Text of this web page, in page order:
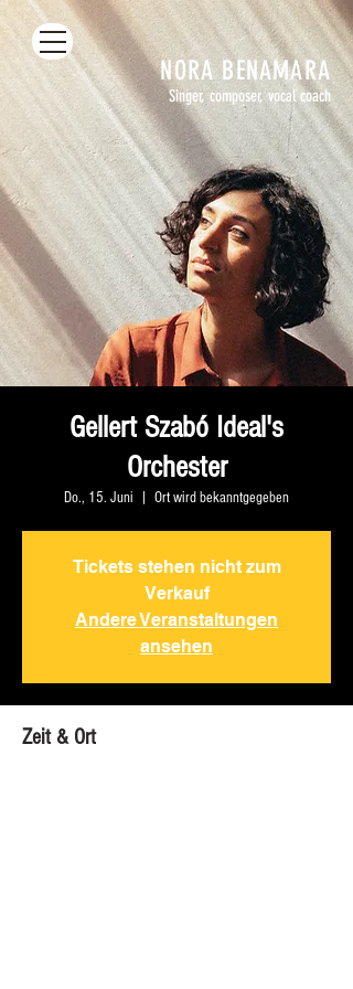
NORA BENAMARA
Singer, composer, vocal coach
Gellert Szabó Ideal's
Orchester
Do., 15. Juni Ort wird bekanntgegeben
Tickets stehen nicht zum
Verkauf
Andere Veranstaltungen
ansehen
Zeit & Ort